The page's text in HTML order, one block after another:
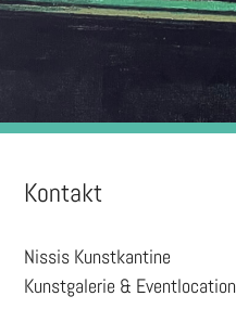
Kontakt
Nissis Kunstkantine
Kunstgalerie & Eventlocation